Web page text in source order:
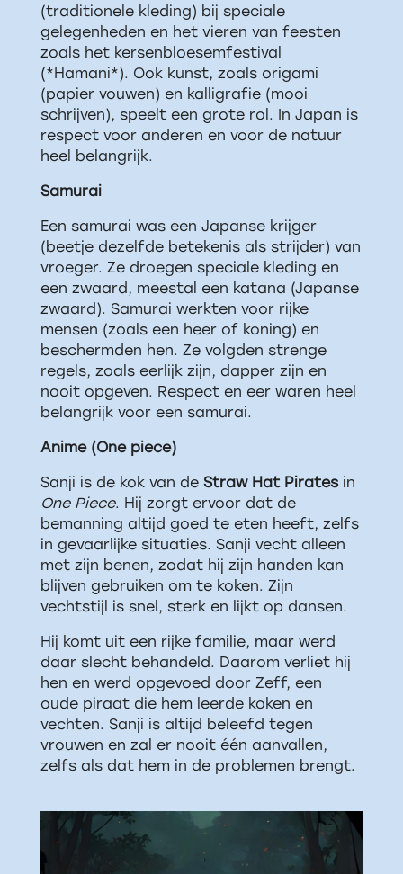
(traditionele kleding) bij speciale
gelegenheden en het vieren van feesten
zoals het kersenbloesemfestival
(*Hamani*). Ook kunst, zoals origami
(papier vouwen) en kalligrafie (mooi
schrijven), speelt een grote rol. In Japan is
respect voor anderen en voor de natuur
heel belangrijk.
Samurai
Een samurai was een Japanse krijger
(beetje dezelfde betekenis als strijder) van
vroeger. Ze droegen speciale kleding en
een zwaard, meestal een katana (Japanse
zwaard). Samurai werkten voor rijke
mensen (zoals een heer of koning) en
beschermden hen. Ze volgden strenge
regels, zoals eerlijk zijn, dapper zijn en
nooit opgeven. Respect en eer waren heel
belangrijk voor een samurai.
Anime (One piece)
Sanji is de kok van de Straw Hat Piratesin
One Piece. Hij zorgt ervoor dat de
bemanning altijd goed te eten heeft, zelfs
in gevaarlijke situaties. Sanji vecht alleen
met zijn benen, zodat hij zijn handen kan
blijven gebruiken om te koken. Zijn
vechtstijl is snel, sterk en lijkt op dansen.
Hij komt uit een rijke familie, maar werd
daar slecht behandeld. Daarom verliet hij
hen en werd opgevoed door Zeff, een
oude piraat die hem leerde koken en
vechten. Sanji is altijd beleefd tegen
vrouwen en zal er nooit één aanvallen,
zelfs als dat hem in de problemen brengt.